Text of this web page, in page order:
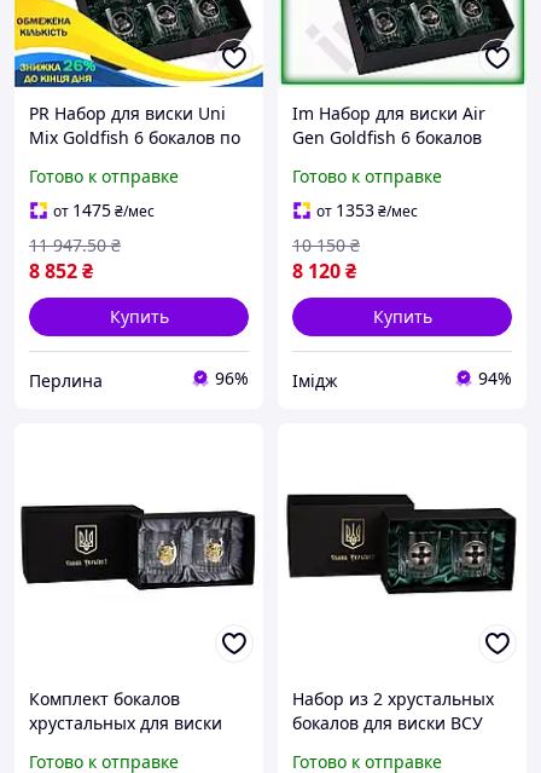
PR Набор для виски Uni
Mix Goldfish 6 бокалов по
с позолотой, темная
эмаль) Per33/R
Готово к отправке
от 1475₴/мес
8 852₴
11 947.50 ₴
Купить
Перлина 96%
Im Набор для виски Air
Gen Goldfish 6 бокалов
с позолотой для мужчин
и женщин IMD22/G
Готово к отправке
от 1353₴/мес
8 120₴
10 150 ₴
Купить
Імідж 94%
Комплект бокалов
хрустальных для виски
Готово к отправке
Набор из 2 хрустальных
бокалов для виски ВСУ
Готово к отправке